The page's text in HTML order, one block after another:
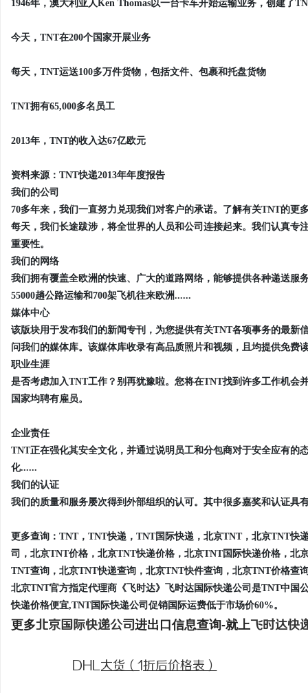
1946年，澳大利亚人Ken Thomas以一台卡车开始运输业务，创建了
今天，TNT在200个国家开展业务
每天，TNT运送100多万件货物，包括文件、包裹和托盘货物
TNT拥有65,000多名员工
2013年，TNT的收入达67亿欧元
资料来源：TNT快递2013年年度报告
我们的公司
70多年来，我们一直努力兑现我们对客户的承诺。了解有关TNT的更
每天，我们长途跋涉，将全世界的人员和公司连接起来。我们认真
重要性。
我们的网络
我们拥有覆盖全欧洲的快速、广大的道路网络，能够提供各种递送服
55000趟公路运输和700架飞机往来欧洲......
媒体中心
该版块用于发布我们的新闻专刊，为您提供有关TNT各项事务的最新
问我们的媒体库。该媒体库收录有高品质照片和视频，且均提供免费
职业生涯
是否考虑加入TNT工作？别再犹豫啦。您将在TNT找到许多工作机会
国家均聘有雇员。
企业责任
TNT正在强化其安全文化，并通过说明员工和分包商对于安全应有
化......
我们的认证
我们的质量和服务屡次得到外部组织的认可。其中很多嘉奖和认证
更多查询： TNT，TNT快递，TNT国际快递，北京TNT，北京TNT快
司，北京TNT价格，北京TNT快递价格，北京TNT国际快递价格，北
TNT查询，北京TNT快递查询，北京TNT快件查询，北京TNT价格查
北京TNT官方指定代理商《飞时达》飞时达国际快递公司是TNT中
快递价格便宜,TNT国际快递公司促销国际运费低于市场价60%。
更多北京国际快递公司进出口信息查询-就上飞时达快
DHL大货（1折后价格表）